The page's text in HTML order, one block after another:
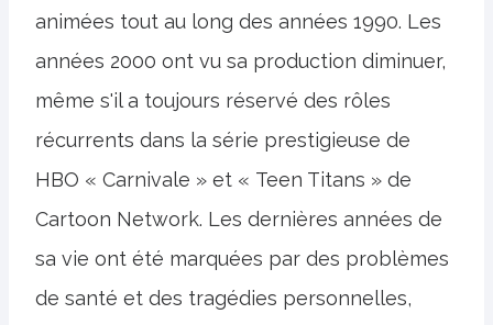
animées tout au long des années 1990. Les
années 2000 ont vu sa production diminuer,
même s'il a toujours réservé des rôles
récurrents dans la série prestigieuse de
HBO « Carnivale » et « Teen Titans » de
Cartoon Network. Les dernières années de
sa vie ont été marquées par des problèmes
de santé et des tragédies personnelles,